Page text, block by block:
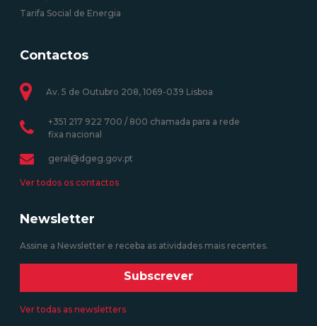
Tarifa Social de Energia
Contactos
Av. 5 de Outubro 208, 1069-039 Lisboa
+351 217 922 700 / 800 chamada para a rede
fixa nacional
geral@dgeg.gov.pt
Ver todos os contactos
Newsletter
Assine a Newsletter e receba as atividades mais recentes.
Subscrever
Ver todas as newsletters